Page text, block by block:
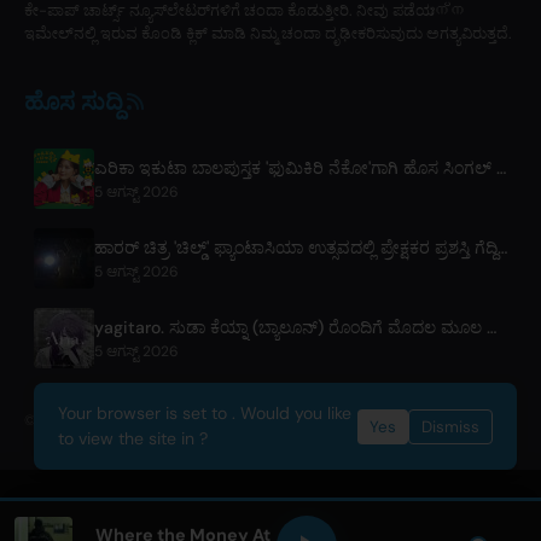
ಕೇ-ಪಾಪ್ ಚಾರ್ಟ್ಸ್ ನ್ಯೂಸ್‌ಲೇಟರ್‌ಗಳಿಗೆ ಚಂದಾ ಕೊಡುತ್ತೀರಿ. ನೀವು ಪಡೆಯുന്ന
ಇಮೇಲ್‌ನಲ್ಲಿ ಇರುವ ಕೊಂಡಿ ಕ್ಲಿಕ್ ಮಾಡಿ ನಿಮ್ಮ ಚಂದಾ ದೃಢೀಕರಿಸುವುದು ಅಗತ್ಯವಿರುತ್ತದೆ.
ಹೊಸ ಸುದ್ದಿ
ಎರಿಕಾ ಇಕುಟಾ ಬಾಲಪುಸ್ತಕ 'ಫುಮಿಕಿರಿ ನೆಕೋ'ಗಾಗಿ ಹೊಸ ಸಿಂಗಲ್ 'ನ್ಯಾಂಟೋಕಾನ್ಯಾರುರು' ಬಿಡುಗಡೆ ಮಾಡಿದ್ದಾರೆ
5 ಆಗಸ್ಟ್ 2026
ಹಾರರ್ ಚಿತ್ರ 'ಚಿಲ್ಡ್' ಫ್ಯಾಂಟಾಸಿಯಾ ಉತ್ಸವದಲ್ಲಿ ಪ್ರೇಕ್ಷಕರ ಪ್ರಶಸ್ತಿ ಗೆದ್ದಿದೆ
5 ಆಗಸ್ಟ್ 2026
yagitaro. ಸುಡಾ ಕೆಯ್ನಾ (ಬ್ಯಾಲೂನ್) ರೊಂದಿಗೆ ಮೊದಲ ಮೂಲ ಸಿಂಗಲ್ 'ಏರಿಯಾ.' ಬಿಡುಗಡೆ
5 ಆಗಸ್ಟ್ 2026
© 2026 OnlyHit. All rights reserved. - Metadata provided byACRCloud
Where the Money At
Your browser is set to . Would you like
to view the site in ?
Yes Dismiss